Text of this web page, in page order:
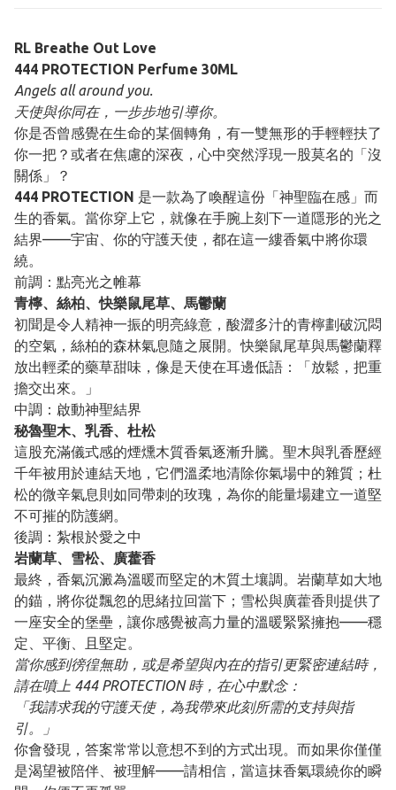
RL Breathe Out Love
444 PROTECTION Perfume 30ML
Angels all around you.
天使與你同在，一步步地引導你。
你是否曾感覺在生命的某個轉角，有一雙無形的手輕輕扶了
你一把？或者在焦慮的深夜，心中突然浮現一股莫名的「沒
關係」？
444 PROTECTION 是一款為了喚醒這份「神聖臨在感」而
生的香氣。當你穿上它，就像在手腕上刻下一道隱形的光之
結界——宇宙、你的守護天使，都在這一縷香氣中將你環
繞。
前調：點亮光之帷幕
青檸、絲柏、快樂鼠尾草、馬鬱蘭
初聞是令人精神一振的明亮綠意，酸澀多汁的青檸劃破沉悶
的空氣，絲柏的森林氣息隨之展開。快樂鼠尾草與馬鬱蘭釋
放出輕柔的藥草甜味，像是天使在耳邊低語：「放鬆，把重
擔交出來。」
中調：啟動神聖結界
秘魯聖木、乳香、杜松
這股充滿儀式感的煙燻木質香氣逐漸升騰。聖木與乳香歷經
千年被用於連結天地，它們溫柔地清除你氣場中的雜質；杜
松的微辛氣息則如同帶刺的玫瑰，為你的能量場建立一道堅
不可摧的防護網。
後調：紮根於愛之中
岩蘭草、雪松、廣藿香
最終，香氣沉澱為溫暖而堅定的木質土壤調。岩蘭草如大地
的錨，將你從飄忽的思緒拉回當下；雪松與廣藿香則提供了
一座安全的堡壘，讓你感覺被高力量的溫暖緊緊擁抱——穩
定、平衡、且堅定。
當你感到徬徨無助，或是希望與內在的指引更緊密連結時，
請在噴上 444 PROTECTION 時，在心中默念：
「我請求我的守護天使，為我帶來此刻所需的支持與指
引。」
你會發現，答案常常以意想不到的方式出現。而如果你僅僅
是渴望被陪伴、被理解——請相信，當這抹香氣環繞你的瞬